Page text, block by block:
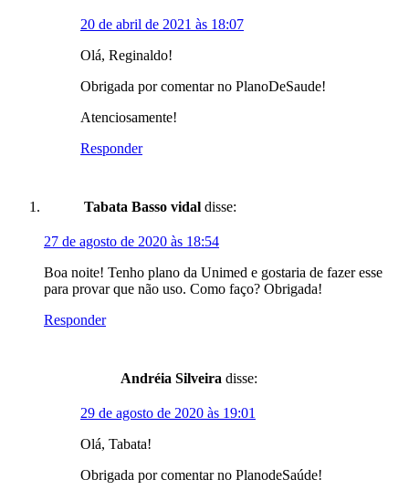
20 de abril de 2021 às 18:07
Olá, Reginaldo!
Obrigada por comentar no PlanoDeSaude!
Atenciosamente!
Responder
Tabata Basso vidal disse:
27 de agosto de 2020 às 18:54
Boa noite! Tenho plano da Unimed e gostaria de fazer esse
para provar que não uso. Como faço? Obrigada!
Responder
Andréia Silveira disse:
29 de agosto de 2020 às 19:01
Olá, Tabata!
Obrigada por comentar no PlanodeSaúde!